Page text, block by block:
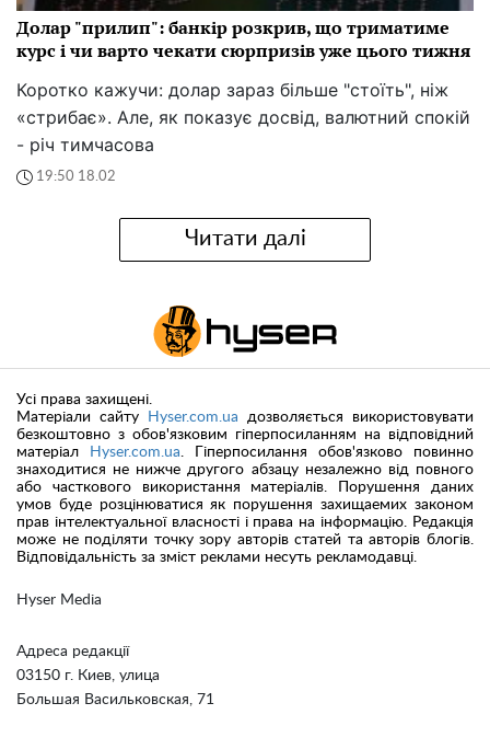
Долар "прилип": банкір розкрив, що триматиме
курс і чи варто чекати сюрпризів уже цього тижня
Коротко кажучи: долар зараз більше "стоїть", ніж
«стрибає». Але, як показує досвід, валютний спокій
- річ тимчасова
19:50 18.02
Читати далі
Hyser Media
Адреса редакції
03150 г. Киев, улица
Большая Васильковская, 71
Усі права захищені.
Матеріали сайту
Hyser.com.ua дозволяється використовувати
безкоштовно з обов'язковим гіперпосиланням на відповідний
матеріал
Hyser.com.ua . Гіперпосилання обов'язково повинно
знаходитися не нижче другого абзацу незалежно від повного
або часткового використання матеріалів. Порушення даних
умов буде розцінюватися як порушення захищаемих законом
прав інтелектуальної власності і права на інформацію. Редакція
може не поділяти точку зору авторів статей та авторів блогів.
Відповідальність за зміст реклами несуть рекламодавці.